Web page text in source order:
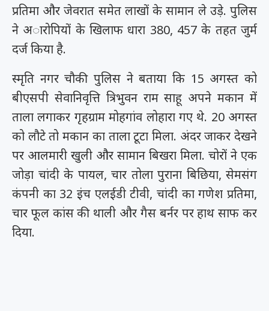
प्रतिमा और जेवरात समेत लाखों के सामान ले उड़े. पुलिस
ने अारोपियों के खिलाफ धारा 380, 457 के तहत जुर्म
दर्ज किया है.
स्मृति नगर चौकी पुलिस ने बताया कि 15 अगस्त को
बीएसपी सेवानिवृत्ति त्रिभुवन राम साहू अपने मकान में
ताला लगाकर गृहग्राम मोहगांव लोहारा गए थे. 20 अगस्त
को लौटे तो मकान का ताला टूटा मिला. अंदर जाकर देखने
पर आलमारी खुली और सामान बिखरा मिला. चोरों ने एक
जोड़ा चांदी के पायल, चार तोला पुराना बिछिया, सेमसंग
कंपनी का 32 इंच एलईडी टीवी, चांदी का गणेश प्रतिमा,
चार फूल कांस की थाली और गैस बर्नर पर हाथ साफ कर
दिया.